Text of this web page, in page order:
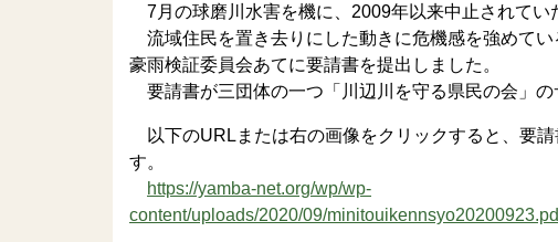
7月の球磨川水害を機に、2009年以来中止されてい
流域住民を置き去りにした動きに危機感を強めてい
豪雨検証委員会あてに要請書を提出しました。
要請書が三団体の一つ「川辺川を守る県民の会」の
以下のURLまたは右の画像をクリックすると、要請
す。
https://yamba-net.org/wp/wp-
content/uploads/2020/09/